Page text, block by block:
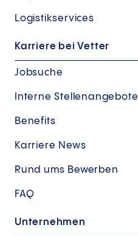
Logistikservices
Karriere bei Vetter
Jobsuche
Interne Stellenangebote
Benefits
Karriere News
Rund ums Bewerben
FAQ
Unternehmen